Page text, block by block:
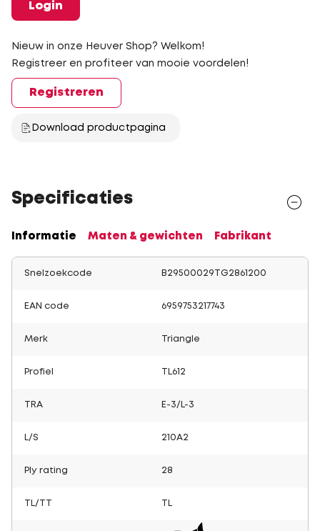
Login
Nieuw in onze Heuver Shop? Welkom!
Registreer en profiteer van mooie voordelen!
Registreren
Download productpagina
Specificaties
Informatie Maten & gewichten Fabrikant
Snelzoekcode B29500029TG2861200
EAN code 6959753217743
Merk Triangle
Profiel TL612
TRA E-3/L-3
L/S 210A2
Ply rating 28
TL/TT